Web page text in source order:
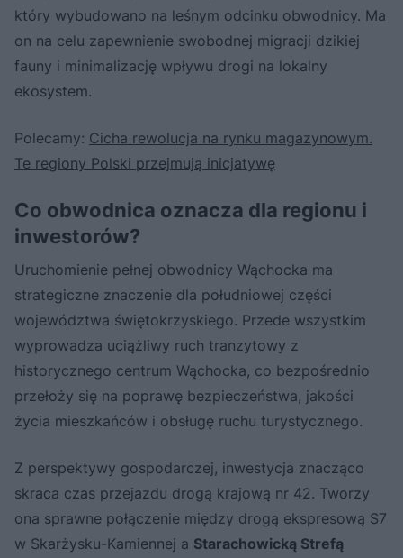
który wybudowano na leśnym odcinku obwodnicy. Ma
on na celu zapewnienie swobodnej migracji dzikiej
fauny i minimalizację wpływu drogi na lokalny
ekosystem.
Polecamy: Cicha rewolucja na rynku magazynowym.
Te regiony Polski przejmują inicjatywę
Co obwodnica oznacza dla regionu i
inwestorów?
Uruchomienie pełnej obwodnicy Wąchocka ma
strategiczne znaczenie dla południowej części
województwa świętokrzyskiego. Przede wszystkim
wyprowadza uciążliwy ruch tranzytowy z
historycznego centrum Wąchocka, co bezpośrednio
przełoży się na poprawę bezpieczeństwa, jakości
życia mieszkańców i obsługę ruchu turystycznego.
Z perspektywy gospodarczej, inwestycja znacząco
skraca czas przejazdu drogą krajową nr 42. Tworzy
ona sprawne połączenie między drogą ekspresową S7
w Skarżysku-Kamiennej a Starachowicką Strefą